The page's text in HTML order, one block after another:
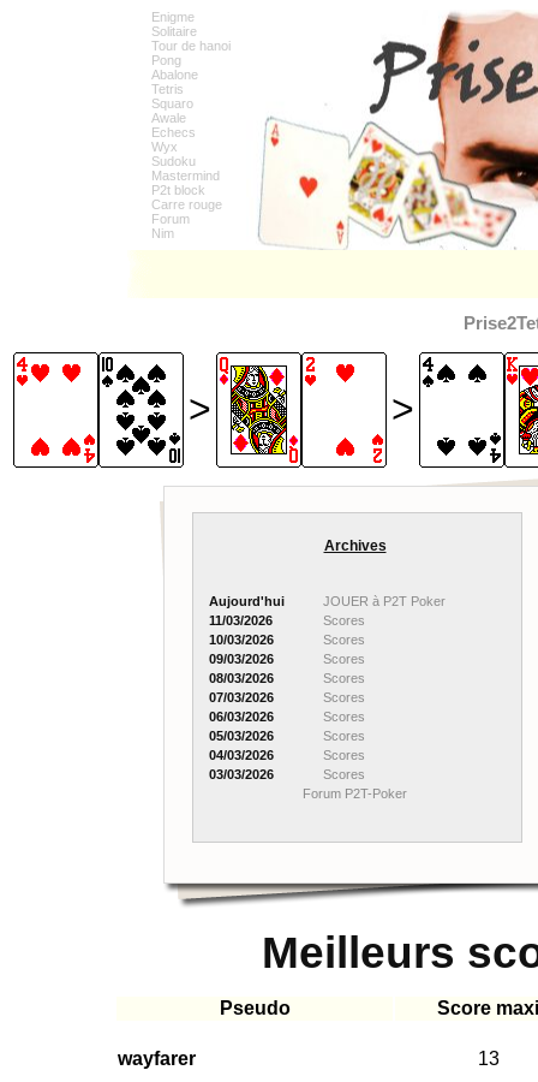
Enigme
Solitaire
Tour de hanoi
Pong
Abalone
Tetris
Squaro
Awale
Echecs
Wyx
Sudoku
Mastermind
P2t block
Carre rouge
Forum
Nim
> >
Archives
Aujourd'hui
JOUER à P2T Poker
11/03/2026
Scores
10/03/2026
Scores
09/03/2026
Scores
08/03/2026
Scores
07/03/2026
Scores
06/03/2026
Scores
05/03/2026
Scores
04/03/2026
Scores
03/03/2026
Scores
Forum P2T-Poker
Meilleurs
Pseudo Score maxi
wayfarer 13